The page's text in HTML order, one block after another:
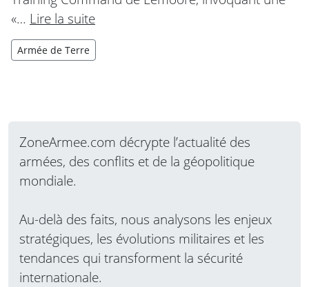
«… Lire la suite
Armée de Terre
ZoneArmee.com décrypte l’actualité des
armées, des conflits et de la géopolitique
mondiale.
Au-delà des faits, nous analysons les enjeux
stratégiques, les évolutions militaires et les
tendances qui transforment la sécurité
internationale.